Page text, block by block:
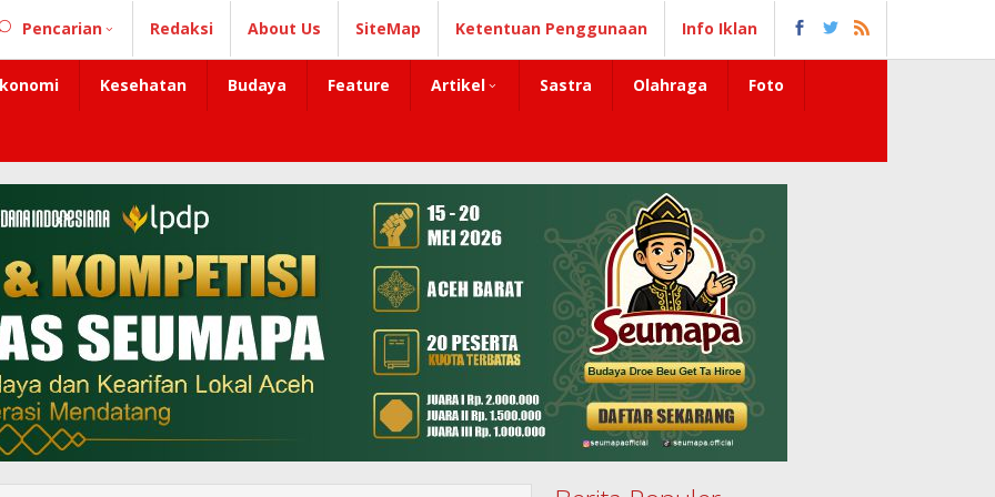
Pencarian Redaksi About Us SiteMap Ketentuan Penggunaan Info Iklan
Kesehatan Budaya Feature Artikel Sastra Olahraga Foto